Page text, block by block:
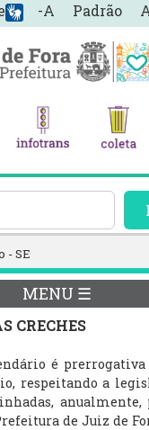
-A Padrão
- SE
MENU ☰
CRECHES
é prerrogativa
respeitando a
anualmente,
de Juiz de